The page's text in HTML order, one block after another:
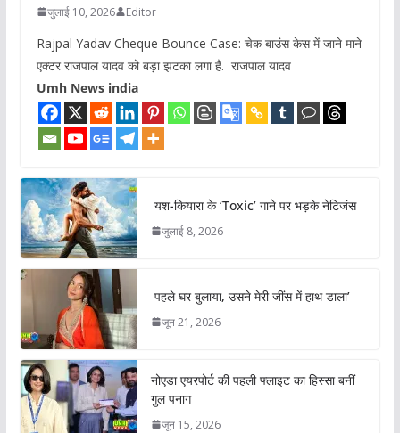
जुलाई 10, 2026 Editor
Rajpal Yadav Cheque Bounce Case: चेक बाउंस केस में जाने माने
एक्टर राजपाल यादव को बड़ा झटका लगा है. राजपाल यादव
Umh News india
यश-कियारा के ‘Toxic’ गाने पर भड़के नेटिजंस
जुलाई 8, 2026
पहले घर बुलाया, उसने मेरी जींस में हाथ डाला’
जून 21, 2026
नोएडा एयरपोर्ट की पहली फ्लाइट का हिस्सा बनीं
गुल पनाग
जून 15, 2026